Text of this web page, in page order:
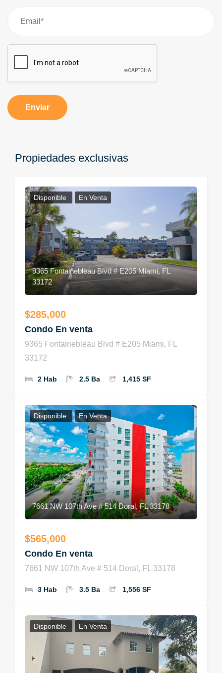
Enviar
Propiedades exclusivas
Disponible En Venta
9365 Fontainebleau Blvd # E205 Miami, FL
33172
$285,000
Condo En venta
9365 Fontainebleau Blvd # E205 Miami, FL
33172
2 Hab 2.5 Ba 1,415 SF
Disponible En Venta
7661 NW 107th Ave # 514 Doral, FL 33178
$565,000
Condo En venta
7661 NW 107th Ave # 514 Doral, FL 33178
3 Hab 3.5 Ba 1,556 SF
Disponible En Venta